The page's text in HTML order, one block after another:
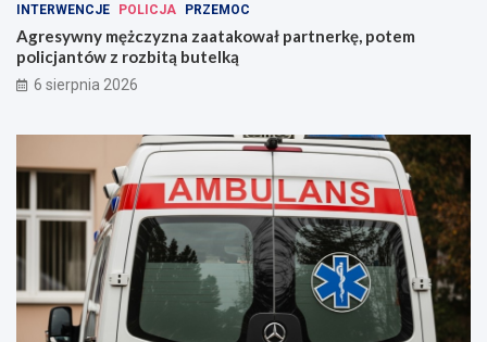
INTERWENCJE POLICJA PRZEMOC
Agresywny mężczyzna zaatakował partnerkę, potem
policjantów z rozbitą butelką
6 sierpnia 2026